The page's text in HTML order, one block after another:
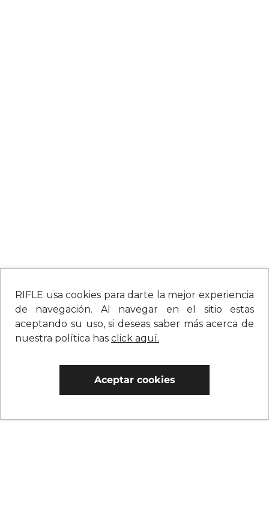
RIFLE usa cookies para darte la mejor experiencia
de navegación. Al navegar en el sitio estas
aceptando su uso, si deseas saber más acerca de
nuestra política has click aquí.
Aceptar cookies